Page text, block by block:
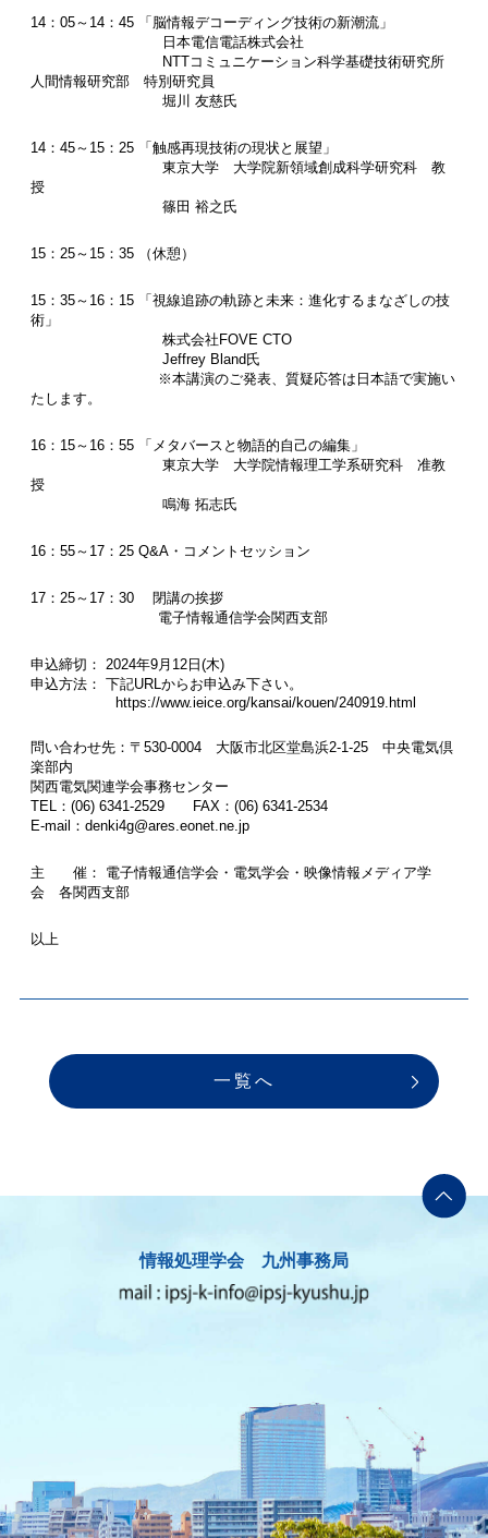
14：05～14：45 「脳情報デコーディング技術の新潮流」
日本電信電話株式会社
NTTコミュニケーション科学基礎技術研究所
人間情報研究部 特別研究員
堀川 友慈氏
14：45～15：25 「触感再現技術の現状と展望」
東京大学 大学院新領域創成科学研究科 教
授
篠田 裕之氏
15：25～15：35 （休憩）
15：35～16：15 「視線追跡の軌跡と未来：進化するまなざしの技
術」
株式会社FOVE CTO
Jeffrey Bland氏
※本講演のご発表、質疑応答は日本語で実施い
たします。
16：15～16：55 「メタバースと物語的自己の編集」
東京大学 大学院情報理工学系研究科 准教
授
鳴海 拓志氏
16：55～17：25 Q&A・コメントセッション
17：25～17：30 閉講の挨拶
電子情報通信学会関西支部
申込締切： 2024年9月12日(木)
申込方法： 下記URLからお申込み下さい。
https://www.ieice.org/kansai/kouen/240919.html
問い合わせ先：〒530-0004 大阪市北区堂島浜2-1-25 中央電気倶
楽部内
関西電気関連学会事務センター
TEL：(06) 6341-2529 FAX：(06) 6341-2534
E-mail：denki4g@ares.eonet.ne.jp
主 催： 電子情報通信学会・電気学会・映像情報メディア学
会 各関西支部
以上
一覧へ
情報処理学会 九州事務局